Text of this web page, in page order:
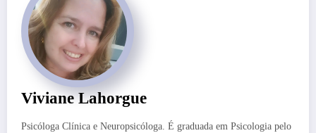
Viviane Lahorgue
Psicóloga Clínica e Neuropsicóloga. É graduada em Psicologia pelo